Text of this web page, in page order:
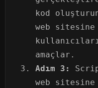
kod
web sitesine
amaçlar.
Adım 3:
web